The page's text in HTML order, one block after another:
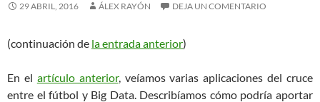
29 ABRIL, 2016 ÁLEX RAYÓN DEJA UN COMENTARIO
(continuación de la entrada anterior)
En el artículo anterior, veíamos varias aplicaciones del cruce
entre el fútbol y Big Data. Describíamos cómo podría aportar